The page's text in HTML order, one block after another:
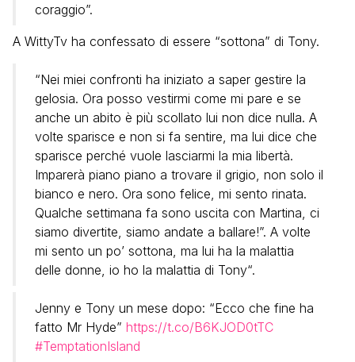
coraggio”.
A WittyTv ha confessato di essere “sottona” di Tony.
“Nei miei confronti ha iniziato a saper gestire la
gelosia. Ora posso vestirmi come mi pare e se
anche un abito è più scollato lui non dice nulla. A
volte sparisce e non si fa sentire, ma lui dice che
sparisce perché vuole lasciarmi la mia libertà.
Imparerà piano piano a trovare il grigio, non solo il
bianco e nero. Ora sono felice, mi sento rinata.
Qualche settimana fa sono uscita con Martina, ci
siamo divertite, siamo andate a ballare!”. A volte
mi sento un po’ sottona, ma lui ha la malattia
delle donne, io ho la malattia di Tony“.
Jenny e Tony un mese dopo: “Ecco che fine ha
fatto Mr Hyde” https://t.co/B6KJOD0tTC
#TemptationIsland